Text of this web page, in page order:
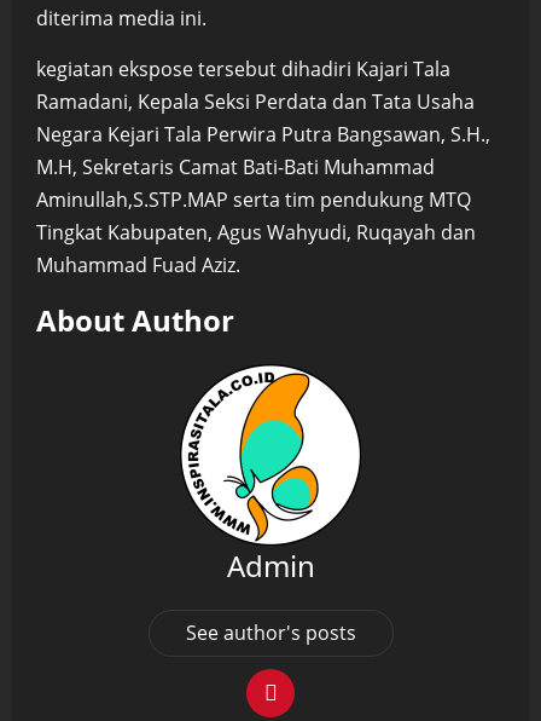
diterima media ini.
kegiatan ekspose tersebut dihadiri Kajari Tala
Ramadani, Kepala Seksi Perdata dan Tata Usaha
Negara Kejari Tala Perwira Putra Bangsawan, S.H.,
M.H, Sekretaris Camat Bati-Bati Muhammad
Aminullah,S.STP.MAP serta tim pendukung MTQ
Tingkat Kabupaten, Agus Wahyudi, Ruqayah dan
Muhammad Fuad Aziz.
About Author
Admin
See author's posts